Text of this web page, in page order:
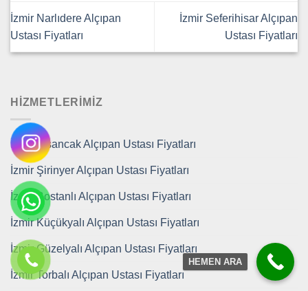
İzmir Narlıdere Alçıpan
Ustası Fiyatları
İzmir Seferihisar Alçıpan
Ustası Fiyatları
HIZMETLERIMIZ
İzmir Alsancak Alçıpan Ustası Fiyatları
İzmir Şirinyer Alçıpan Ustası Fiyatları
İzmir Bostanlı Alçıpan Ustası Fiyatları
İzmir Küçükyalı Alçıpan Ustası Fiyatları
İzmir Güzelyalı Alçıpan Ustası Fiyatları
İzmir Torbalı Alçıpan Ustası Fiyatları
HEMEN ARA